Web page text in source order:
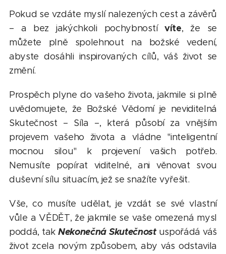
Pokud se vzdáte myslí nalezených cest a závěrů
– a bez jakýchkoli pochybnostívíte, že se
můžete plně spolehnout na božské vedení,
abyste dosáhli inspirovaných cílů, váš život se
změní.
Prospěch plyne do vašeho života, jakmile si plně
uvědomujete, že Božské Vědomí je neviditelná
Skutečnost – Síla –, která působí za vnějším
projevem vašeho života a vládne "inteligentní
mocnou silou" k projevení vašich potřeb.
Nemusíte popírat viditelné, ani věnovat svou
duševní sílu situacím, jež se snažíte vyřešit.
Vše, co musíte udělat, je vzdát se své vlastní
vůle a VĚDĚT, že jakmile se vaše omezená mysl
poddá, tak Nekonečná Skutečnostuspořádá váš
život zcela novým způsobem, aby vás odstavila